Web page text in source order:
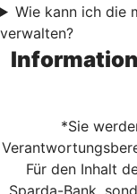
Wie kann ich die
verwalten?
*Sie
Für den Inhalt
Sparda-Bank,